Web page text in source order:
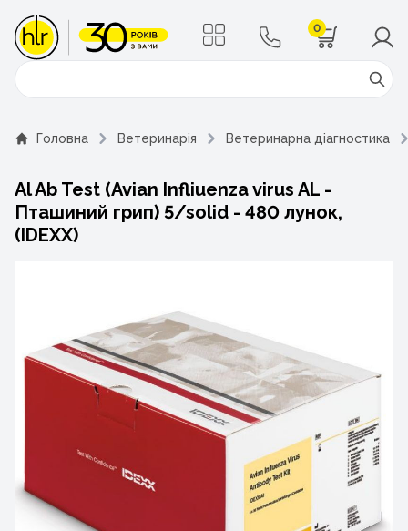
0
Поиск
Головна Ветеринарія Ветеринарна діагностика
Al Ab Test (Avian Infliuenza virus AL -
Пташиний грип) 5/solid - 480 лунок,
(IDEXX)